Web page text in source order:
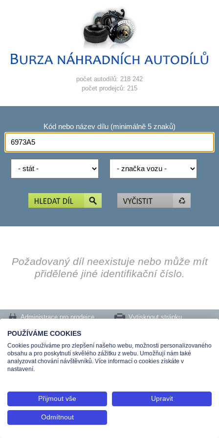
počet autodílů: 218 242
počet prodejců: 215
Kód nebo název dílu (minimálně 5 znaků)
Požadovaný díl neexistuje nebo může mít
přidělené jiné identifikační číslo.
Administrace pro prodejce
Vytisknout stránku
Nastavení cookies
Tel.: +420 491 519 500 | E-mail: helpdesk@teas.cz | Provozovna: tř. T.Bati 299,
763 02 Zlín
© 2026 Teas spol. s r. o., Platnéřská 88/9, 110 00 Praha 1 - Staré Město, IČO:
48906565, DIČ: CZ699008048, Zapsána v OR vedeném u Městského soudu v
POUŽÍVÁME COOKIES
Cookies používáme pro zlepšení našeho webu, možnosti personalizovaného
obsahu a pro poskytnutí skvělého zážitku z webu. Umožňují nám také
analyzovat chování návštěvníků. Více informací o cookies získáte v
nastavení.
Přijmout vše Upravit
Odmítnout